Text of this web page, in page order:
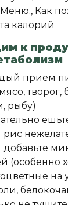
к
прием
творог,
рыбу)
(особенно
на